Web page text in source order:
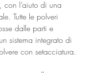
l’aiuto di una
Tutte le polveri
dalle parti e
sistema integrato di
con setacciatura.